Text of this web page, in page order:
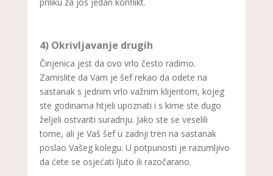
4) Okrivljavanje drugih
Činjenica jest da ovo vrlo često radimo.
Zamislite da Vam je šef rekao da odete na
sastanak s jednim vrlo važnim klijentom, kojeg
ste godinama htjeli upoznati i s kime ste dugo
željeli ostvariti suradnju. Jako ste se veselili
tome, ali je Vaš šef u zadnji tren na sastanak
poslao Vašeg kolegu. U potpunosti je razumljivo
da ćete se osjećati ljuto ili razočarano.